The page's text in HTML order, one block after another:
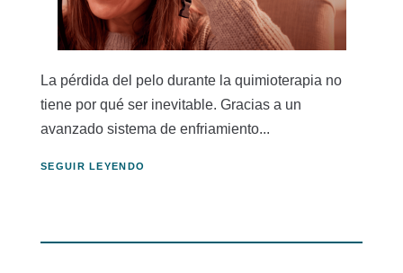
La pérdida del pelo durante la quimioterapia no
tiene por qué ser inevitable. Gracias a un
avanzado sistema de enfriamiento...
SEGUIR LEYENDO